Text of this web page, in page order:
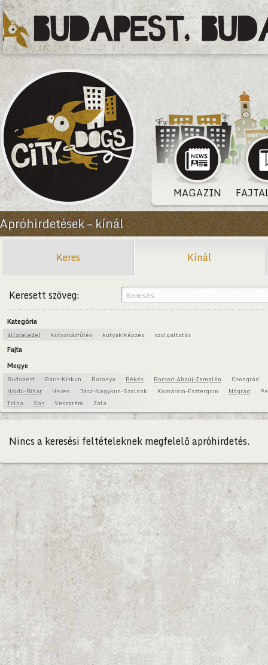
MAGAZIN
Apróhirdetések – kínál
Keres Kínál
Keresett szöveg:
Kategória
állateledel kutyaházfűtés kutyakiképzés szolgaltatás
Fajta
Megye
Budapest Bács-Kiskun Baranya Békés Borsod-Abaúj-Zemplén
Csongrád
Hajdú-Bihar
Heves Jász-Nagykun-Szolnok Komárom-Esztergom Nógrád
Tolna
Vas Veszprém Zala
Nincs a keresési feltételeknek megfelelő apróhirdetés.